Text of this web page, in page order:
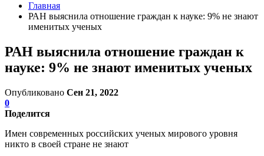
Главная
РАН выяснила отношение граждан к науке: 9% не знают
именитых ученых
РАН выяснила отношение граждан к
науке: 9% не знают именитых ученых
Опубликовано Сен 21, 2022
0
Поделится
Имен современных российских ученых мирового уровня
никто в своей стране не знают